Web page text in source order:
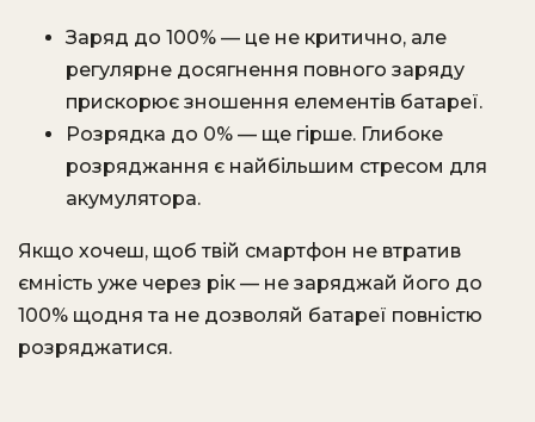
Заряд до 100% — це не критично, але
регулярне досягнення повного заряду
прискорює зношення елементів батареї.
Розрядка до 0% — ще гірше. Глибоке
розряджання є найбільшим стресом для
акумулятора.
Якщо хочеш, щоб твій смартфон не втратив
ємність уже через рік — не заряджай його до
100% щодня та не дозволяй батареї повністю
розряджатися.